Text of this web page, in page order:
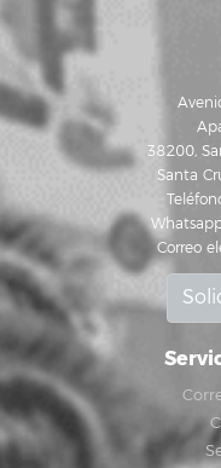
38200,
Santa
Correo